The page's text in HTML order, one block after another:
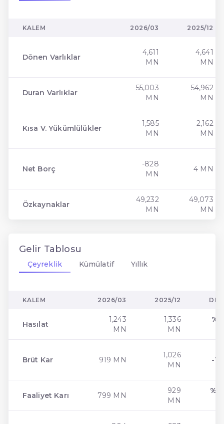
KALEM 2026/03 2025/12
Dönen Varlıklar
4,611
MN
4,641
MN
Duran Varlıklar
55,003
MN
54,962
MN
Kısa V. Yükümlülükler
1,585
MN
2,162
MN
Net Borç
-828
MN
4 MN
Özkaynaklar
49,232
MN
49,073
MN
Gelir Tablosu
Çeyreklik Kümülatif Yıllık
KALEM 2026/03 2025/12
Hasılat
1,243
MN
1,336
MN
%
Brüt Kar 919 MN
1,026
MN
-
Faaliyet Karı 799 MN
929
MN
% -